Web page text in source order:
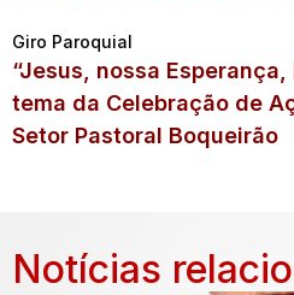
Giro Paroquial
“Jesus, nossa
tema da Celebração de
Setor Pastoral Boqueirão
Notícias